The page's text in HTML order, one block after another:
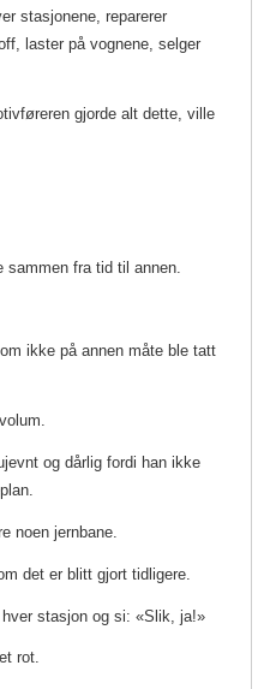
stasjonene, reparerer
laster på vognene, selger
gjorde alt dette, ville
fra tid til annen.
ikke på annen måte ble tatt
og dårlig fordi han ikke
noen jernbane.
det er blitt gjort tidligere.
stasjon og si: «Slik, ja!»
rot.